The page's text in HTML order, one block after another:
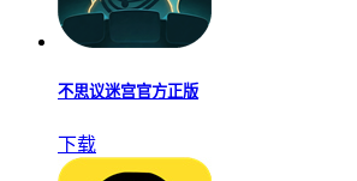
不思议迷宫官方正版
下载